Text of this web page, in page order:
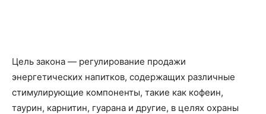
Цель закона — регулирование продажи
энергетических напитков, содержащих различные
стимулирующие компоненты, такие как кофеин,
таурин, карнитин, гуарана и другие, в целях охраны